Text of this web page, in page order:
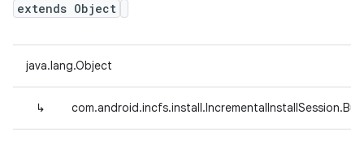
extends Object
java.lang.Object
↳